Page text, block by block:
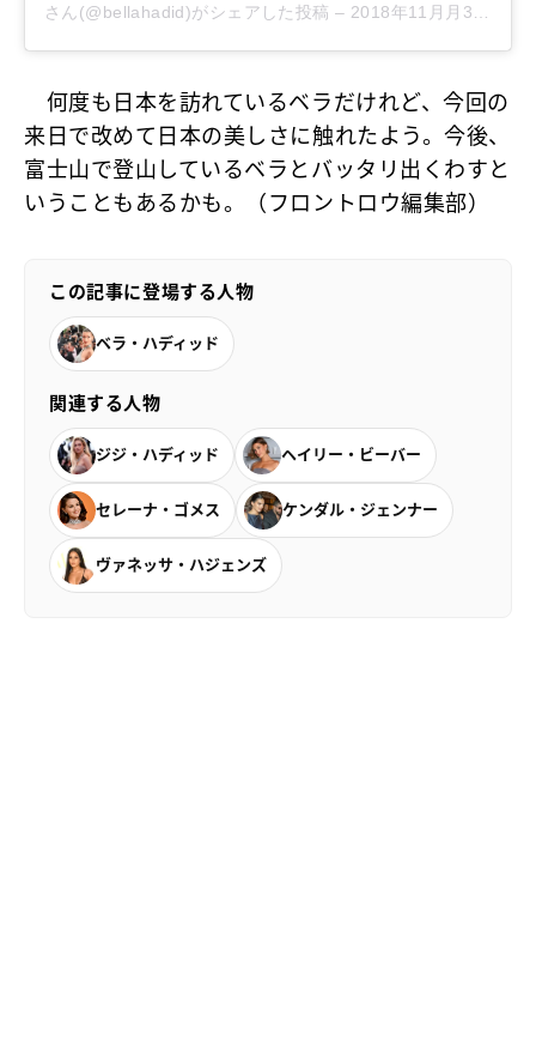
さん(@bellahadid)がシェアした投稿 – 2018年11月月30日午後9時22分PST
何度も日本を訪れているベラだけれど、今回の
来日で改めて日本の美しさに触れたよう。今後、
富士山で登山しているベラとバッタリ出くわすと
いうこともあるかも。（フロントロウ編集部）
この記事に登場する人物
ベラ・ハディッド
関連する人物
ジジ・ハディッド ヘイリー・ビーバー
セレーナ・ゴメス ケンダル・ジェンナー
ヴァネッサ・ハジェンズ